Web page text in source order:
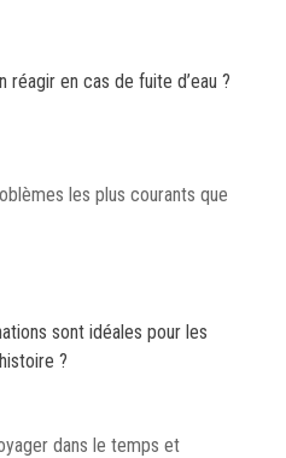
réagir en cas de fuite d’eau ?
les plus courants que
sont idéales pour les
?
dans le temps et